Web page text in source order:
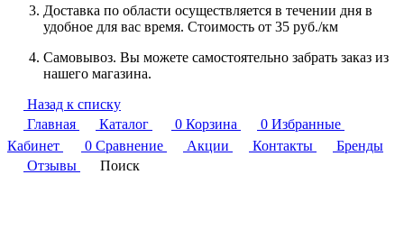
Доставка по области осуществляется в течении дня в
удобное для вас время. Стоимость от 35 руб./км
Самовывоз. Вы можете самостоятельно забрать заказ из
нашего магазина.
Назад к списку
Главная
Каталог 0 Корзина 0 Избранные
Кабинет
0 Сравнение Акции Контакты
Бренды
Отзывы
Поиск